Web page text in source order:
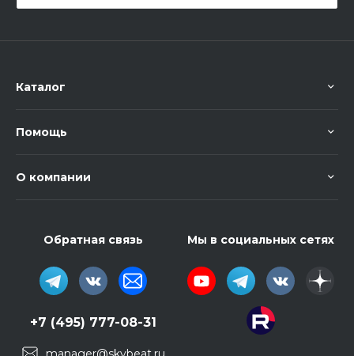
Каталог
Помощь
О компании
Обратная связь
+7 (495) 777-08-31
Мы в социальных сетях